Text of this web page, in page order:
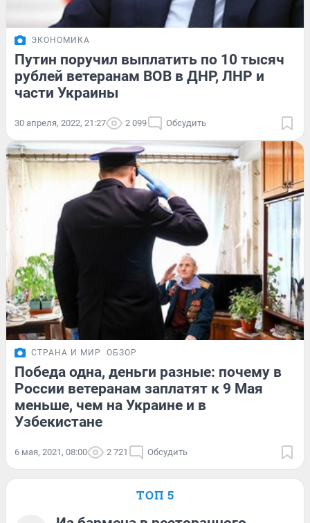
ЭКОНОМИКА
Путин поручил выплатить по 10 тысяч
рублей ветеранам ВОВ в ДНР, ЛНР и
части Украины
30 апреля, 2022, 21:27 2 099 Обсудить
СТРАНА И МИР ОБЗОР
Победа одна, деньги разные: почему в
России ветеранам заплатят к 9 Мая
меньше, чем на Украине и в
Узбекистане
6 мая, 2021, 08:00 2 721 Обсудить
ТОП 5